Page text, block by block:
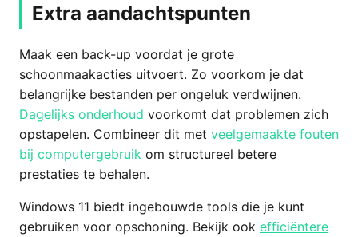
Extra aandachtspunten
Maak een back-up voordat je grote
schoonmaakacties uitvoert. Zo voorkom je dat
belangrijke bestanden per ongeluk verdwijnen.
Dagelijks onderhoud voorkomt dat problemen zich
opstapelen. Combineer dit met veelgemaakte fouten
bij computergebruik om structureel betere
prestaties te behalen.
Windows 11 biedt ingebouwde tools die je kunt
gebruiken voor opschoning. Bekijk ook efficiëntere